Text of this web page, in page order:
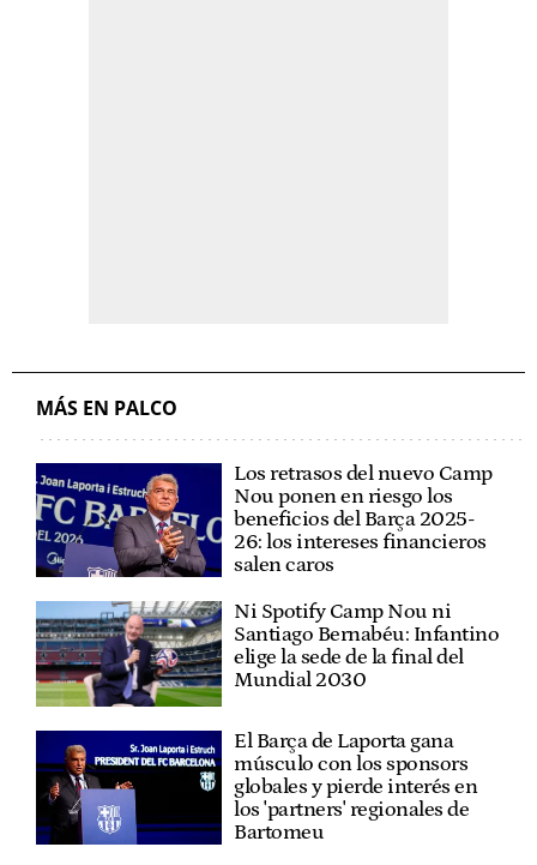
MÁS EN PALCO
Los retrasos del nuevo Camp
Nou ponen en riesgo los
beneficios del Barça 2025-
26: los intereses financieros
salen caros
Ni Spotify Camp Nou ni
Santiago Bernabéu: Infantino
elige la sede de la final del
Mundial 2030
El Barça de Laporta gana
músculo con los sponsors
globales y pierde interés en
los 'partners' regionales de
Bartomeu